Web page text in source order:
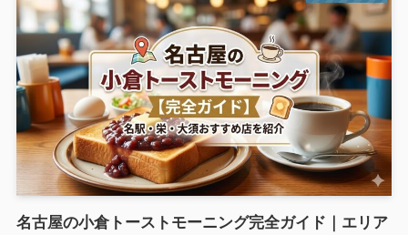
名古屋の小倉トーストモーニング完全ガイド｜エリア